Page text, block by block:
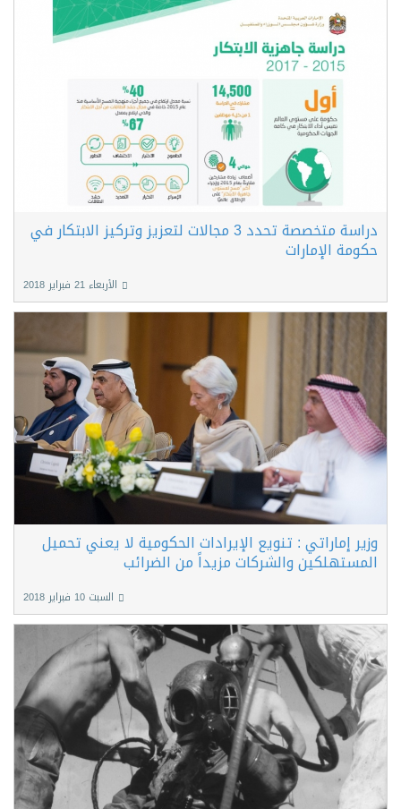
دراسة متخصصة تحدد 3 مجالات لتعزيز وتركيز الابتكار في
حكومة الإمارات
الأربعاء 21 فبراير 2018
وزير إماراتي : تنويع الإيرادات الحكومية لا يعني تحميل
المستهلكين والشركات مزيداً من الضرائب
السبت 10 فبراير 2018